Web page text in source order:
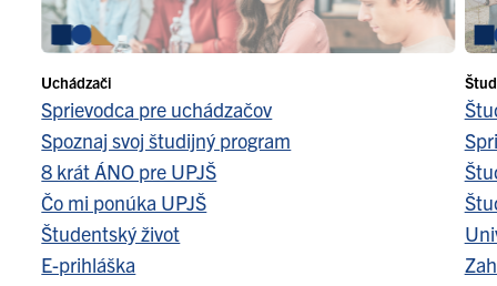
Uchádzači
Sprievodca pre uchádzačov
Spoznaj svoj študijný program
8 krát ÁNO pre UPJŠ
Čo mi ponúka UPJŠ
Študentský život
E-prihláška